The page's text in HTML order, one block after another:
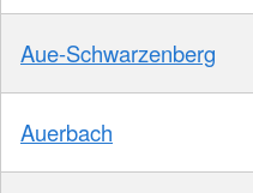
Aue-Schwarzenberg
Auerbach